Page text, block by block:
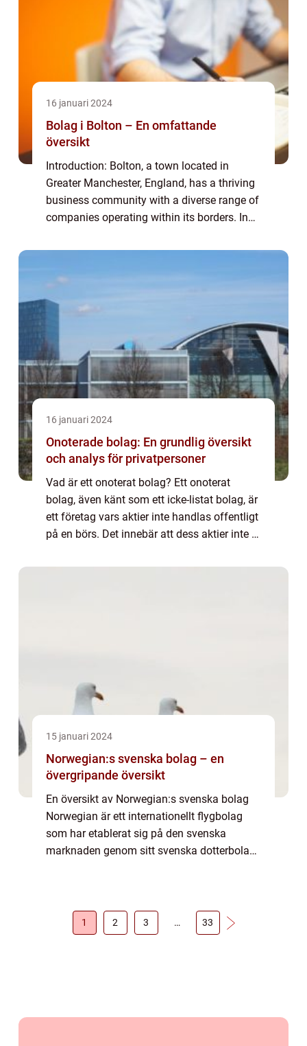
16 januari 2024
Bolag i Bolton – En omfattande
översikt
Introduction: Bolton, a town located in
Greater Manchester, England, has a thriving
business community with a diverse range of
companies operating within its borders. In
the world of ”bolag i Bolton,&...
16 januari 2024
Onoterade bolag: En grundlig översikt
och analys för privatpersoner
Vad är ett onoterat bolag? Ett onoterat
bolag, även känt som ett icke-listat bolag, är
ett företag vars aktier inte handlas offentligt
på en börs. Det innebär att dess aktier inte är
den öppna marknaden som...
15 januari 2024
Norwegian:s svenska bolag – en
övergripande översikt
En översikt av Norwegian:s svenska bolag
Norwegian är ett internationellt flygbolag
som har etablerat sig på den svenska
marknaden genom sitt svenska dotterbolag.
1 2 3 … 33